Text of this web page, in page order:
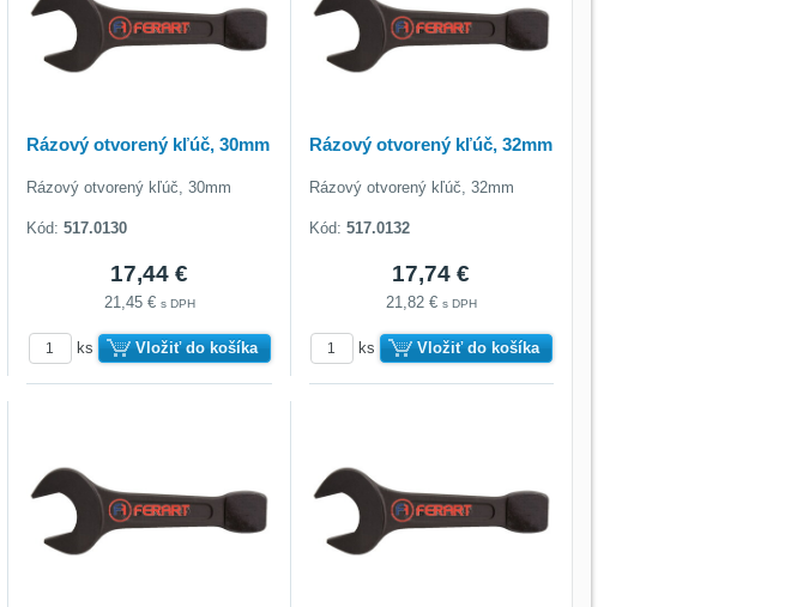
Rázový otvorený kľúč, 30mm
Rázový otvorený kľúč, 30mm
Kód:517.0130
17,44 €
21,45 € s DPH
ks Vložiť do košíka
Rázový otvorený kľúč, 32mm
Rázový otvorený kľúč, 32mm
Kód: 517.0132
17,74 €
21,82 € s DPH
ks Vložiť do košíka